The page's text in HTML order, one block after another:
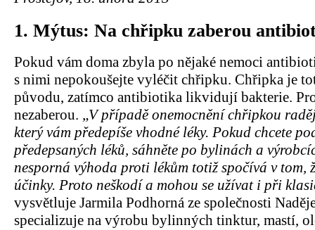
1. Mýtus: Na chřipku zaberou
Pokud vám doma zbyla po nějaké nemoci
s nimi nepokoušejte vyléčit chřipku. Chřipka je
původu, zatímco antibiotika likvidují bakterie.
nezaberou. „V případě onemocnění chřipkou
který vám předepíše vhodné léky. Pokud chcete
předepsaných léků, sáhněte po bylinách a
nesporná výhoda proti lékům totiž spočívá v tom,
účinky. Proto neškodí a mohou se užívat i při
vysvětluje Jarmila Podhorná ze společnosti
specializuje na výrobu bylinných tinktur, mastí,